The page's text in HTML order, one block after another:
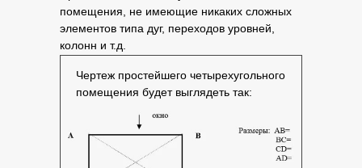
помещения, не имеющие никаких сложных
элементов типа дуг, переходов уровней,
колонн и т.д.
Чертеж простейшего четырехугольного
помещения будет выглядеть так: